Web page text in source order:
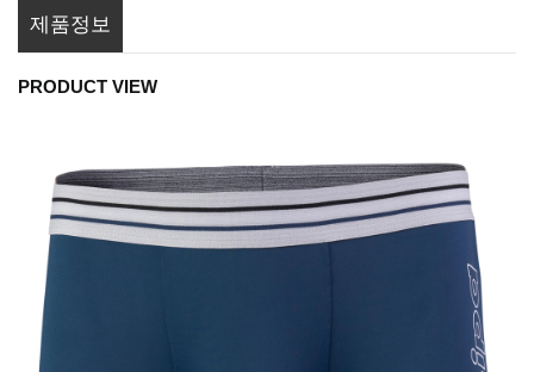
제품정보
PRODUCT VIEW